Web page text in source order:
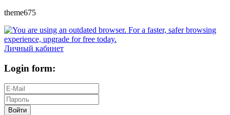
theme675
Личный кабинет
Login form:
Войти